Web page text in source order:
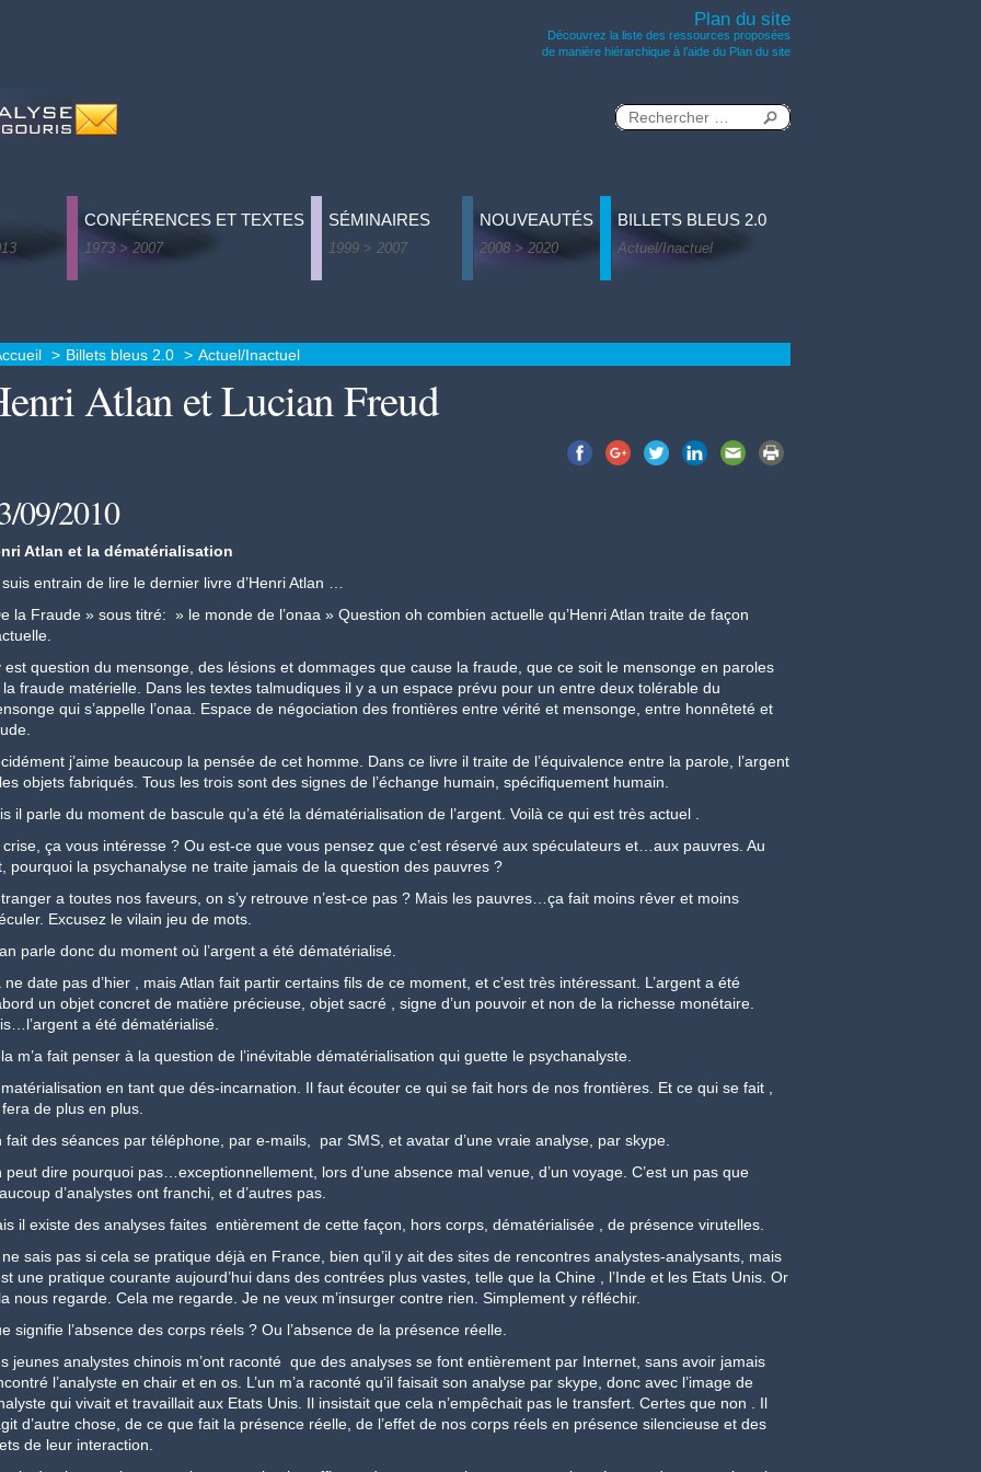
Plan du site
Découvrez la liste des ressources proposées
de manière hiérarchique à l’aide du Plan du site
ne mènent pas à Rome
Rencontres et Séparations
Edition grecque
et l'enfant-monde Édition Grecque
et le Moi-Espèce & L’Enfant-Monde
de chien dans un manteau de zibeline"
ou une promesse de séparation
CONFÉRENCES ET TEXTES
1973 > 2007
Publications diverses - 1999 > 2007
SÉMINAIRES
1999 > 2007
Axes de la praxis - 2003 > 2004
Besoin de symbiose et désir de séparation 2006 > 2007
NOUVEAUTÉS
2008 > 2020
BILLETS BLEUS 2.0
Actuel/Inactuel
Billets bleus 2.0 Actuel/Inactuel
Atlan et Lucian Freud
09/2010
Atlan et la dématérialisation
entrain de lire le dernier livre d’Henri Atlan …
la Fraude » sous titré: » le monde de l’onaa » Question oh combien actuelle qu’Henri Atlan traite de façon
est question du mensonge, des lésions et dommages que cause la fraude, que ce soit le mensonge en paroles
la fraude matérielle. Dans les textes talmudiques il y a un espace prévu pour un entre deux tolérable du
qui s’appelle l’onaa. Espace de négociation des frontières entre vérité et mensonge, entre honnêteté et
j’aime beaucoup la pensée de cet homme. Dans ce livre il traite de l’équivalence entre la parole, l’argent
objets fabriqués. Tous les trois sont des signes de l’échange humain, spécifiquement humain.
il parle du moment de bascule qu’a été la dématérialisation de l’argent. Voilà ce qui est très actuel .
crise, ça vous intéresse ? Ou est-ce que vous pensez que c’est réservé aux spéculateurs et…aux pauvres. Au
pourquoi la psychanalyse ne traite jamais de la question des pauvres ?
a toutes nos faveurs, on s’y retrouve n’est-ce pas ? Mais les pauvres…ça fait moins rêver et moins
Excusez le vilain jeu de mots.
parle donc du moment où l’argent a été dématérialisé.
ne date pas d’hier , mais Atlan fait partir certains fils de ce moment, et c’est très intéressant. L’argent a été
un objet concret de matière précieuse, objet sacré , signe d’un pouvoir et non de la richesse monétaire.
a été dématérialisé.
m’a fait penser à la question de l’inévitable dématérialisation qui guette le psychanalyste.
en tant que dés-incarnation. Il faut écouter ce qui se fait hors de nos frontières. Et ce qui se fait ,
de plus en plus.
fait des séances par téléphone, par e-mails, par SMS, et avatar d’une vraie analyse, par skype.
peut dire pourquoi pas…exceptionnellement, lors d’une absence mal venue, d’un voyage. C’est un pas que
d’analystes ont franchi, et d’autres pas.
il existe des analyses faites entièrement de cette façon, hors corps, dématérialisée , de présence virutelles.
sais pas si cela se pratique déjà en France, bien qu’il y ait des sites de rencontres analystes-analysants, mais
une pratique courante aujourd’hui dans des contrées plus vastes, telle que la Chine , l’Inde et les Etats Unis. Or
nous regarde. Cela me regarde. Je ne veux m’insurger contre rien. Simplement y réfléchir.
signifie l’absence des corps réels ? Ou l’absence de la présence réelle.
jeunes analystes chinois m’ont raconté que des analyses se font entièrement par Internet, sans avoir jamais
l’analyste en chair et en os. L’un m’a raconté qu’il faisait son analyse par skype, donc avec l’image de
qui vivait et travaillait aux Etats Unis. Il insistait que cela n’empêchait pas le transfert. Certes que non . Il
d’autre chose, de ce que fait la présence réelle, de l’effet de nos corps réels en présence silencieuse et des
de leur interaction.